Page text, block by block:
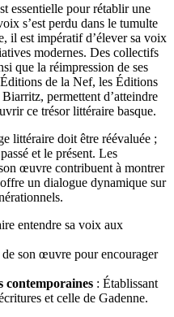
essentielle pour rétablir une
s’est perdu dans le tumulte
il est impératif d’élever sa voix
modernes. Des collectifs
que la réimpression de ses
de la Nef, les Éditions
permettent d’atteindre
ce trésor littéraire basque.
littéraire doit être réévaluée ;
et le présent. Les
œuvre contribuent à montrer
un dialogue dynamique sur
entendre sa voix aux
de son œuvre pour encourager
contemporaines : Établissant
et celle de Gadenne.